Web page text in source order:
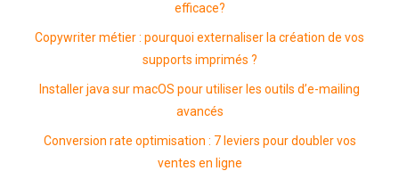
efficace?
Copywriter métier : pourquoi externaliser la création de vos
supports imprimés ?
Installer java sur macOS pour utiliser les outils d’e-mailing
avancés
Conversion rate optimisation : 7 leviers pour doubler vos
ventes en ligne